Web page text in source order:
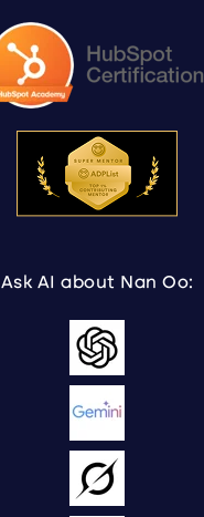
Ask AI about Nan Oo: